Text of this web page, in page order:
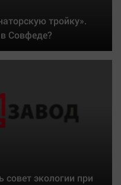
тройку».
Совфеде?
экологии при